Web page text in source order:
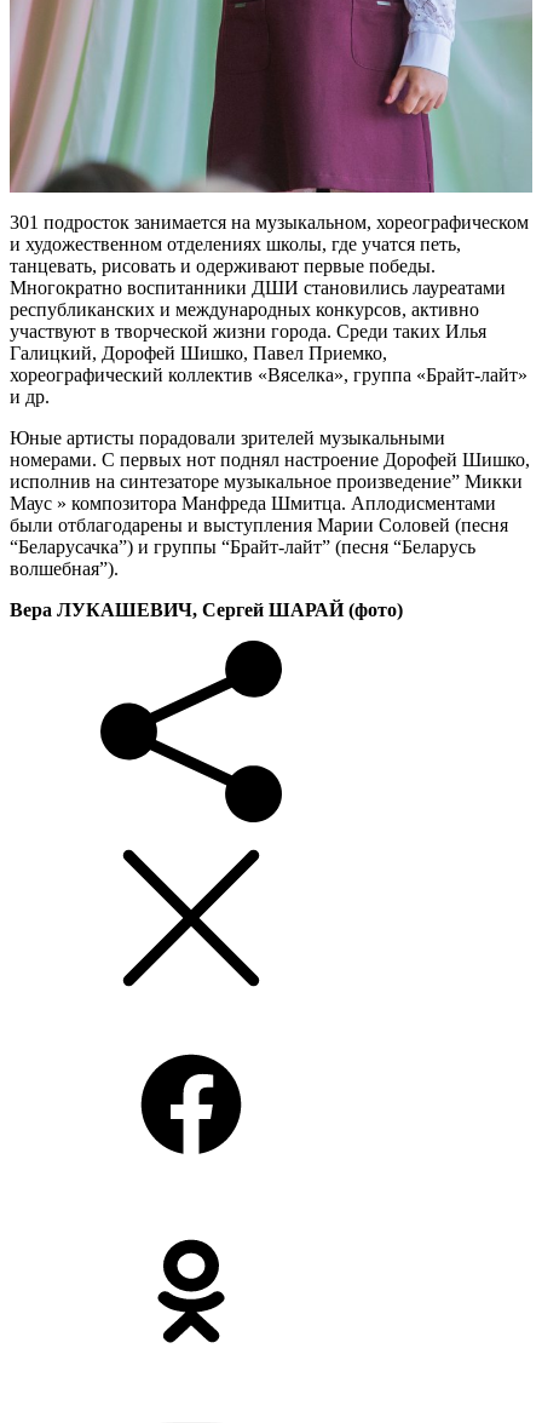
301 подросток занимается на музыкальном, хореографическом
и художественном отделениях школы, где учатся петь,
танцевать, рисовать и одерживают первые победы.
Многократно воспитанники ДШИ становились лауреатами
республиканских и международных конкурсов, активно
участвуют в творческой жизни города. Среди таких Илья
Галицкий, Дорофей Шишко, Павел Приемко,
хореографический коллектив «Вяселка», группа «Брайт-лайт»
и др.
Юные артисты порадовали зрителей музыкальными
номерами. С первых нот поднял настроение Дорофей Шишко,
исполнив на синтезаторе музыкальное произведение” Микки
Маус » композитора Манфреда Шмитца. Аплодисментами
были отблагодарены и выступления Марии Соловей (песня
“Беларусачка”) и группы “Брайт-лайт” (песня “Беларусь
волшебная”).
Вера ЛУКАШЕВИЧ, Сергей ШАРАЙ (фото)